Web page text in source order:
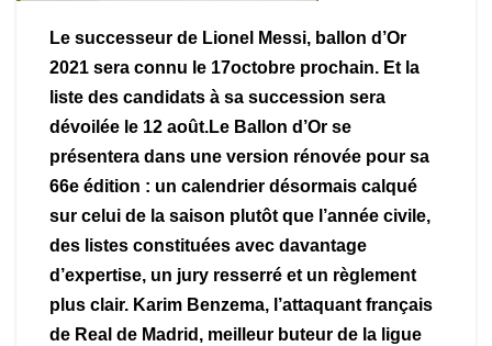
Le successeur de Lionel Messi, ballon d’Or
2021 sera connu le 17octobre prochain. Et la
liste des candidats à sa succession sera
dévoilée le 12 août.Le Ballon d’Or se
présentera dans une version rénovée pour sa
66e édition : un calendrier désormais calqué
sur celui de la saison plutôt que l’année civile,
des listes constituées avec davantage
d’expertise, un jury resserré et un règlement
plus clair. Karim Benzema, l’attaquant français
de Real de Madrid, meilleur buteur de la ligue